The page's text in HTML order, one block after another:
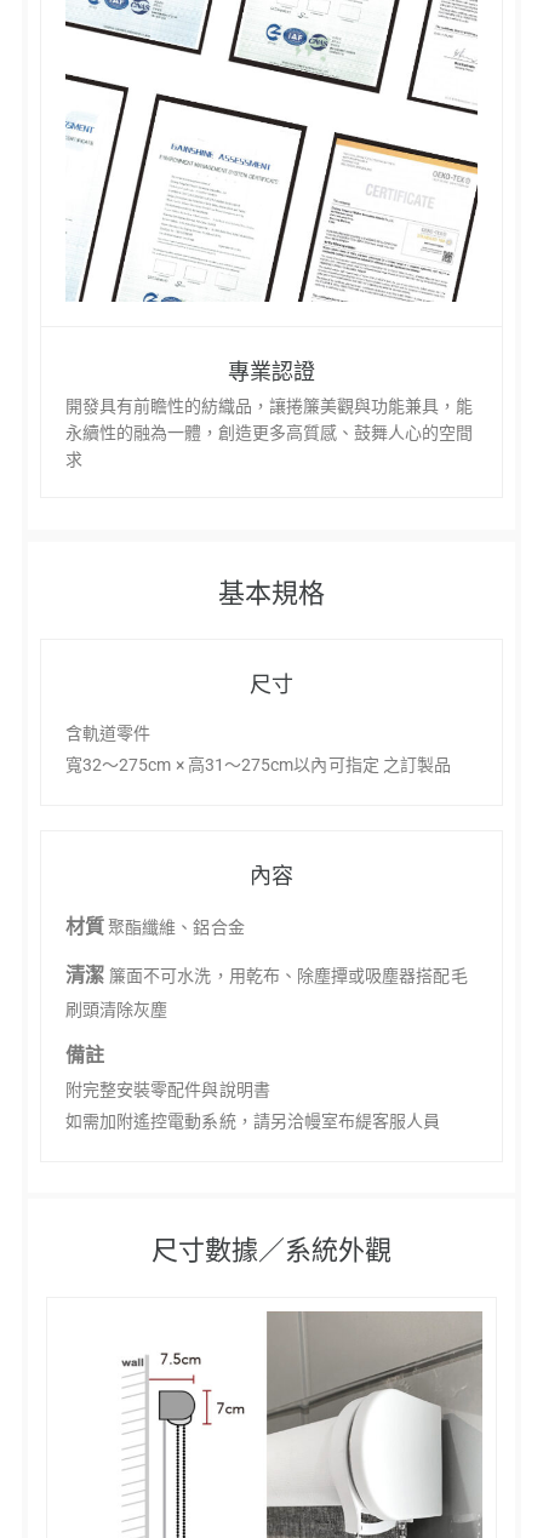
專業認證
開發具有前瞻性的紡織品，讓捲簾美觀與功能兼具，能
永續性的融為一體，創造更多高質感、鼓舞人心的空間
求
基本規格
尺寸
含軌道零件
寬32～275cm × 高31～275cm以內可指定 之訂製品
內容
材質聚酯纖維、鋁合金
清潔簾面不可水洗，用乾布、除塵撢或吸塵器搭配毛
刷頭清除灰塵
備註
附完整安裝零配件與說明書
如需加附遙控電動系統， 請另洽幔室布緹客服人員
尺寸數據／系統外觀